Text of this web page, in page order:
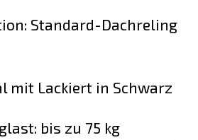
Standard-Dachreling
mit Lackiert in Schwarz
bis zu 75 kg